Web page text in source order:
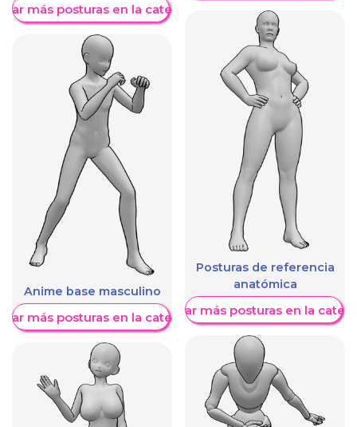
más posturas en la categoría
Anime base masculino
más posturas en la categoría
Posturas de referencia
anatómica
Mostrar más posturas en la